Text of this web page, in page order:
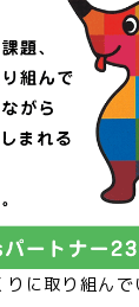
り組んでいます